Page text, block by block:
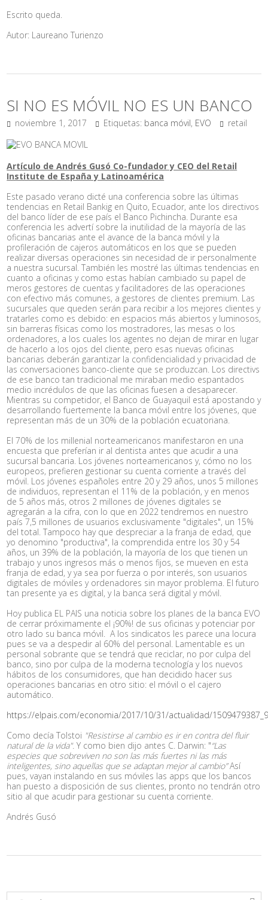
Escrito queda.
Autor: Laureano Turienzo
SI NO ES MÓVIL NO ES UN BANCO
noviembre 1, 2017 Etiquetas: banca móvil, EVO retail
Artículo de Andrés Gusó Co-fundador y CEO del Retail
Institute de España y Latinoamérica
Este pasado verano dicté una conferencia sobre las últimas
tendencias en Retail Bankig en Quito, Ecuador, ante los directivos
del banco líder de ese país el Banco Pichincha. Durante esa
conferencia les advertí sobre la inutilidad de la mayoría de las
oficinas bancarias ante el avance de la banca móvil y la
profileración de cajeros automáticos en los que se pueden
realizar diversas operaciones sin necesidad de ir personalmente
a nuestra sucursal. También les mostré las últimas tendencias en
cuanto a oficinas y como estas habían cambiado su papel de
meros gestores de cuentas y facilitadores de las operaciones
con efectivo más comunes, a gestores de clientes premium. Las
sucursales que queden serán para recibir a los mejores clientes y
tratarles como es debido: en espacios más abiertos y luminosos,
sin barreras físicas como los mostradores, las mesas o los
ordenadores, a los cuales los agentes no dejan de mirar en lugar
de hacerlo a los ojos del cliente, pero esas nuevas oficinas
bancarias deberán garantizar la confidencialidad y privacidad de
las conversaciones banco-cliente que se produzcan. Los directivs
de ese banco tan tradicional me miraban medio espantados
medio incrédulos de que las oficinas fuesen a desaparecer.
Mientras su competidor, el Banco de Guayaquil está apostando y
desarrollando fuertemente la banca móvil entre los jóvenes, que
representan más de un 30% de la población ecuatoriana.
El 70% de los millenial norteamericanos manifestaron en una
encuesta que preferían ir al dentista antes que acudir a una
sucursal bancaria. Los jóvenes norteamericanos y, cómo no los
europeos, prefieren gestionar su cuenta corriente a través del
móvil. Los jóvenes españoles entre 20 y 29 años, unos 5 millones
de individuos, representan el 11% de la población, y en menos
de 5 años más, otros 2 millones de jóvenes digitales se
agregarán a la cifra, con lo que en 2022 tendremos en nuestro
país 7,5 millones de usuarios exclusivamente "digitales", un 15%
del total. Tampoco hay que despreciar a la franja de edad, que
yo denomino "productiva", la comprendida entre los 30 y 54
años, un 39% de la población, la mayoría de los que tienen un
trabajo y unos ingresos más o menos fijos, se mueven en esta
franja de edad, y ya sea por fuerza o por interés, son usuarios
digitales de móviles y ordenadores sin mayor problema. El futuro
tan presente ya es digital, y la banca será digital y móvil.
Hoy publica EL PAIS una noticia sobre los planes de la banca EVO
de cerrar próximamente el ¡90%! de sus oficinas y potenciar por
otro lado su banca móvil. A los sindicatos les parece una locura
pues se va a despedir al 60% del personal. Lamentable es un
personal sobrante que se tendrá que reciclar, no por culpa del
banco, sino por culpa de la moderna tecnología y los nuevos
hábitos de los consumidores, que han decidido hacer sus
operaciones bancarias en otro sitio: el móvil o el cajero
automático.
https://elpais.com/economia/2017/10/31/actualidad/
Como decía Tolstoi "Resistirse al cambio es ir en contra del fluir
natural de la vida".Y como bien dijo antes C. Darwin: "“Las
especies que sobreviven no son las más fuertes ni las más
inteligentes, sino aquellas que se adaptan mejor al cambio”Así
pues, vayan instalando en sus móviles las apps que los bancos
han puesto a disposición de sus clientes, pronto no tendrán otro
sitio al que acudir para gestionar su cuenta corriente.
Andrés Gusó